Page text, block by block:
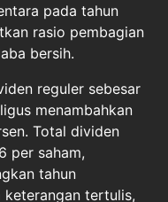
pada tahun
rasio pembagian
bersih.
reguler sebesar
menambahkan
Total dividen
per saham,
tahun
keterangan tertulis,